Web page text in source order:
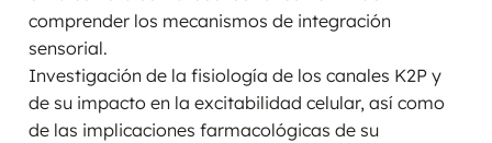
comprender los mecanismos de integración
sensorial.
Investigación de la fisiología de los canales K2P y
de su impacto en la excitabilidad celular, así como
de las implicaciones farmacológicas de su